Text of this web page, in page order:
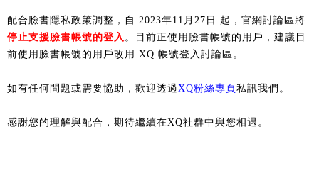
配合臉書隱私政策調整，自 2023年11月27日 起，官網討論區將
停止支援臉書帳號的登入 。目前正使用臉書帳號的用戶，建議目
前使用臉書帳號的用戶改用 XQ 帳號登入討論區。
如有任何問題或需要協助，歡迎透過XQ粉絲專頁 私訊我們。
感謝您的理解與配合，期待繼續在XQ社群中與您相遇。